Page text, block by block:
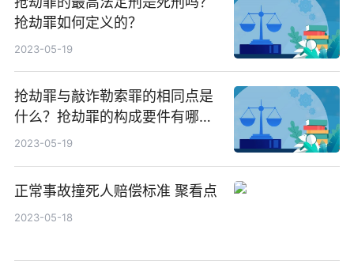
抢劫罪如何定义的？
2023-05-19
抢劫罪与敲诈勒索罪的相同点是
什么？抢劫罪的构成要件有哪
些？
2023-05-19
正常事故撞死人赔偿标准 聚看点
2023-05-18